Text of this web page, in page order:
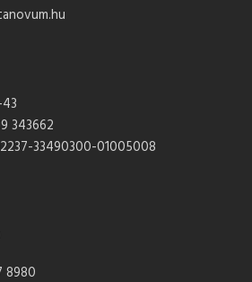
343662
33490300-01005008
8980